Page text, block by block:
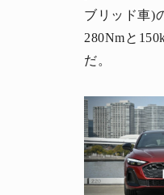
ブリッド車)
280Nmと
だ。